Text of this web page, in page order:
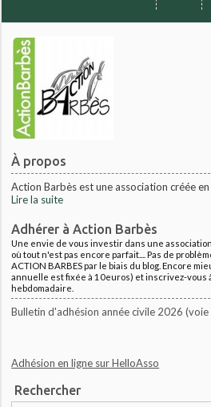
À propos
Action Barbès est une association créée
Lire la suite
Adhérer à Action Barbès
Une envie de vous investir dans une
où tout n'est pas encore parfait.... Pas de
ACTION BARBES par le biais du blog. Encore
annuelle est fixée à 10euros) et inscrivez-vous
hebdomadaire.
Bulletin d'adhésion année civile 2026
Adhésion en ligne sur HelloAsso
Rechercher